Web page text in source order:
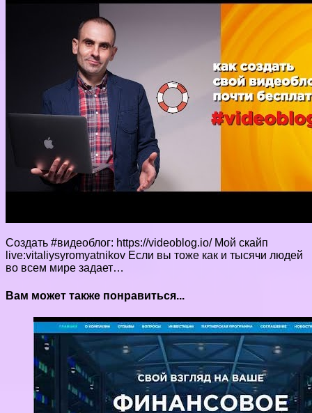
Создать #видеоблог: https://videoblog.io/ Мой скайп
live:vitaliysyromyatnikov Если вы тоже как и тысячи людей
во всем мире задает…
Вам может также понравиться...